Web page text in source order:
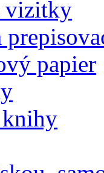
vizitky
papier
knihy